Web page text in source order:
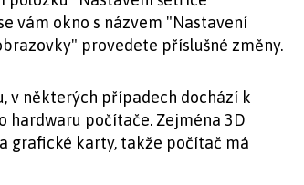
vám okno s názvem "Nastavení
provedete příslušné změny.
v některých případech dochází k
počítače. Zejména 3D
grafické karty, takže počítač má